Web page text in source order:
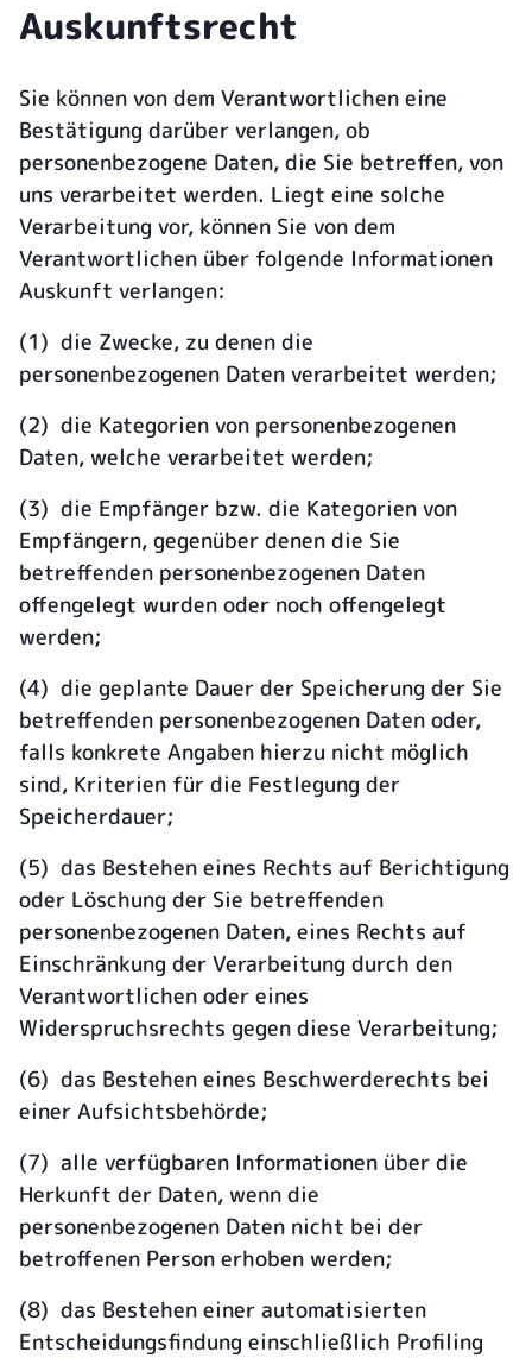
Auskunftsrecht
Sie können von dem Verantwortlichen eine
Bestätigung darüber verlangen, ob
personenbezogene Daten, die Sie betreffen, von
uns verarbeitet werden. Liegt eine solche
Verarbeitung vor, können Sie von dem
Verantwortlichen über folgende Informationen
Auskunft verlangen:
(1) die Zwecke, zu denen die
personenbezogenen Daten verarbeitet werden;
(2) die Kategorien von personenbezogenen
Daten, welche verarbeitet werden;
(3) die Empfänger bzw. die Kategorien von
Empfängern, gegenüber denen die Sie
betreffenden personenbezogenen Daten
offengelegt wurden oder noch offengelegt
werden;
(4) die geplante Dauer der Speicherung der Sie
betreffenden personenbezogenen Daten oder,
falls konkrete Angaben hierzu nicht möglich
sind, Kriterien für die Festlegung der
Speicherdauer;
(5) das Bestehen eines Rechts auf Berichtigung
oder Löschung der Sie betreffenden
personenbezogenen Daten, eines Rechts auf
Einschränkung der Verarbeitung durch den
Verantwortlichen oder eines
Widerspruchsrechts gegen diese Verarbeitung;
(6) das Bestehen eines Beschwerderechts bei
einer Aufsichtsbehörde;
(7) alle verfügbaren Informationen über die
Herkunft der Daten, wenn die
personenbezogenen Daten nicht bei der
betroffenen Person erhoben werden;
(8) das Bestehen einer automatisierten
Entscheidungsfindung einschließlich Profiling